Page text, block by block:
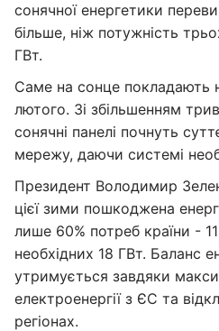
сонячної енергетики
більше, ніж потужність
ГВт.
Саме на сонце покладають
лютого. Зі збільшенням
сонячні панелі почнуть
мережу, даючи системі
Президент Володимир
цієї зими пошкоджена
лише 60% потреб країни -
необхідних 18 ГВт. Баланс
утримується завдяки
електроенергії з ЄС та
регіонах.